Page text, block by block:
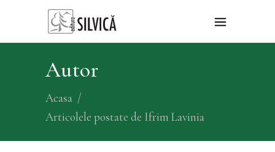
Autor
Acasa /
Articolele postate de Ifrim Lavinia